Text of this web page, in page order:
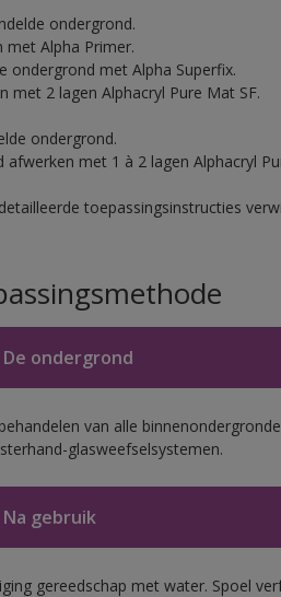
ondergrond.
met Alpha Primer.
ondergrond met Alpha Superfix.
met 2 lagen Alphacryl Pure Mat SF.
ondergrond.
afwerken met 1 à 2 lagen Alphacryl
toepassingsinstructies
De ondergrond
van alle
glasweefselsystemen.
Na gebruik
gereedschap met water. Spoel